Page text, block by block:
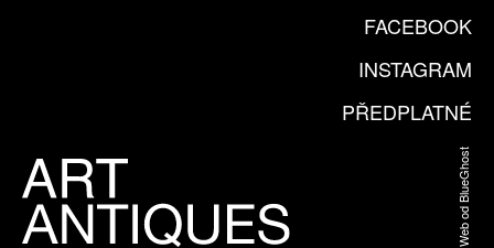
FACEBOOK
INSTAGRAM
PŘEDPLATNÉ
Web od BlueGhost